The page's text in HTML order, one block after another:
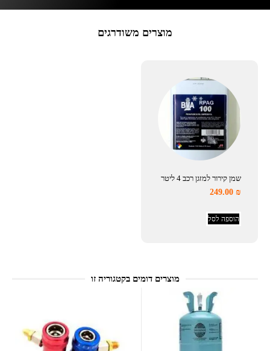
מוצרים משודרגים
שמן קירור למזגן רכב 4 ליטר
249.00₪
הוספה לסל
מוצרים דומים בקטגוריה זו